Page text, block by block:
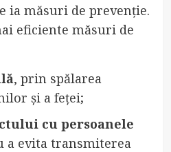
ia măsuri de prevenție.
eficiente măsuri de
, prin spălarea
și a feței;
cu persoanele
a evita transmiterea